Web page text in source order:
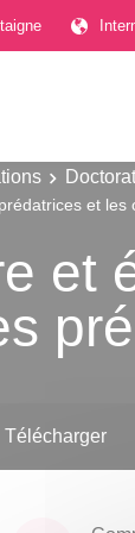
Doctorat
et les
et
Télécharger